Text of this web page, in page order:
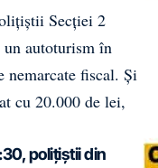
Secției 2
autoturism în
nemarcate fiscal. Și
cu 20.000 de lei,
polițiștii din